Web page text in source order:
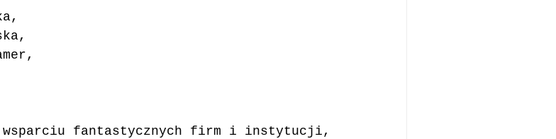
wsparciu fantastycznych firm i instytucji,